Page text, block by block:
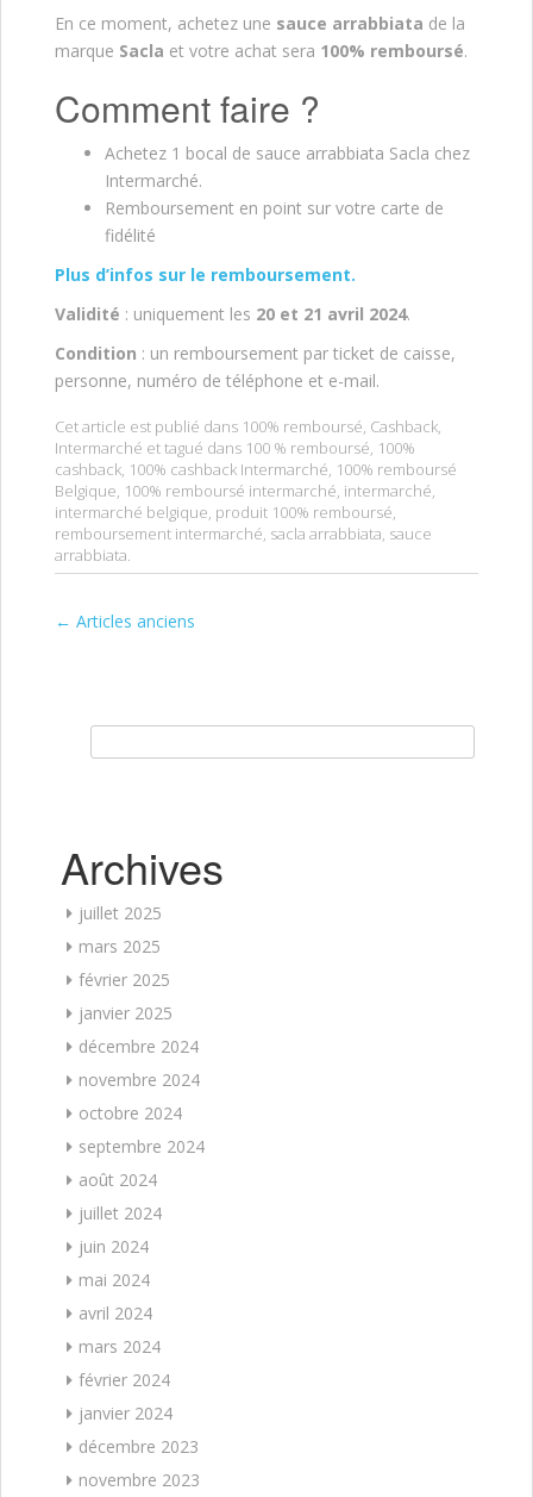
En ce moment, achetez une sauce arrabbiata de la
marque Sacla et votre achat sera 100% remboursé.
Comment faire ?
Achetez 1 bocal de sauce arrabbiata Sacla chez
Intermarché.
Remboursement en point sur votre carte de
fidélité
Plus d’infos sur le remboursement.
Validité : uniquement les 20 et 21 avril 2024.
Condition : un remboursement par ticket de caisse,
personne, numéro de téléphone et e-mail.
Cet article est publié dans 100% remboursé, Cashback,
Intermarché et tagué dans 100 % remboursé, 100%
cashback, 100% cashback Intermarché, 100% remboursé
Belgique, 100% remboursé intermarché, intermarché,
intermarché belgique, produit 100% remboursé,
remboursement intermarché, sacla arrabbiata, sauce
arrabbiata.
← Articles anciens
Archives
juillet 2025
mars 2025
février 2025
janvier 2025
décembre 2024
novembre 2024
octobre 2024
septembre 2024
août 2024
juillet 2024
juin 2024
mai 2024
avril 2024
mars 2024
février 2024
janvier 2024
décembre 2023
novembre 2023